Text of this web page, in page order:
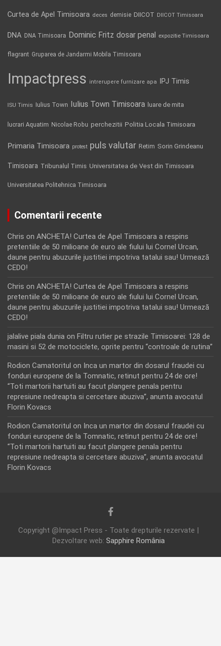
Curtea de Apel Timisoara deces demisie DIICOT DIICOT Timisoara
DNA DNA Timisoara Dominic Fritz dosar penal expozitie Timisoara
flagrant Gruparea de Jandarmi Mobila Timisoara
Impactpress intrerupere furnizare apa IPJ Timis
ISU Timis Iulius Town Iulius Town Timisoara luare de mita
lucrari Aquatim Nicolae Robu perchezitii Politia Locala Timisoara
Primaria Timisoara protest puls valutar Retim Sorin Grindeanu
Timisoara Tribunalul Timis Universitatea de Vest din Timisoara
Universitatea Politehnica Timisoara
Comentarii recente
Chris on ANCHETA! Curtea de Apel Timisoara a respins
pretentiile de 50 milioane de euro ale fiului lui Cornel Urcan,
daune pentru abuzurile justitiei impotriva tatalui sau! Urmează
CEDO!
Chris on ANCHETA! Curtea de Apel Timisoara a respins
pretentiile de 50 milioane de euro ale fiului lui Cornel Urcan,
daune pentru abuzurile justitiei impotriva tatalui sau! Urmează
CEDO!
jalalive piala dunia on Filtru rutier pe strazile Timisoarei: 128 de
masini si 52 de motociclete, oprite pentru “controale de rutina”
Rodion Camatoritul on Inca un martor din dosarul fraudei cu
fonduri europene de la Tomnatic, retinut pentru 24 de ore!
“Toti martorii hartuiti au facut plangere penala pentru
represiune nedreapta si cercetare abuziva”, anunta avocatul
Florin Kovacs
Rodion Camatoritul on Inca un martor din dosarul fraudei cu
fonduri europene de la Tomnatic, retinut pentru 24 de ore!
“Toti martorii hartuiti au facut plangere penala pentru
represiune nedreapta si cercetare abuziva”, anunta avocatul
Florin Kovacs
Copyright @Impact Press - Toate drepturile rezervate |
Dezvoltare web: Sapphire România